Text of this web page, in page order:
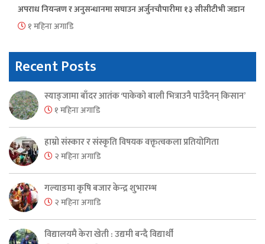
अपराध नियन्त्रण र अनुसन्धानमा सघाउन अर्जुनचौपारीमा १३ सीसीटीभी जडान
१ महिना अगाडि
Recent Posts
स्याङ्जामा बाँदर आतंक ‘पाकेको बाली भित्राउनै पाउँदैनन् किसान’
१ महिना अगाडि
हाम्रो संस्कार र संस्कृति विषयक वक्तृत्वकला प्रतियोगिता
२ महिना अगाडि
गल्याङमा कृषि बजार केन्द्र शुभारम्भ
२ महिना अगाडि
विद्यालयमै केरा खेती : उद्यमी बन्दै विद्यार्थी